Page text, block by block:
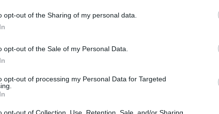
opt-out of the Sharing of my personal data.
opt-out of the Sale of my Personal Data.
opt-out of processing my Personal Data for Targeted
srpska i održava bliske odnose s Moskvom.
dogovor. Iako je centralna vlada u
za članstvo u NATO-u (MAP), parlamentu u RS
rezoluciju protiv potencijalnog članstva
je N1 imala uvid.
s predsjednikom RS-a Miloradom Dodikom,
Bosne u kontekstu NATO-a, navodi se u